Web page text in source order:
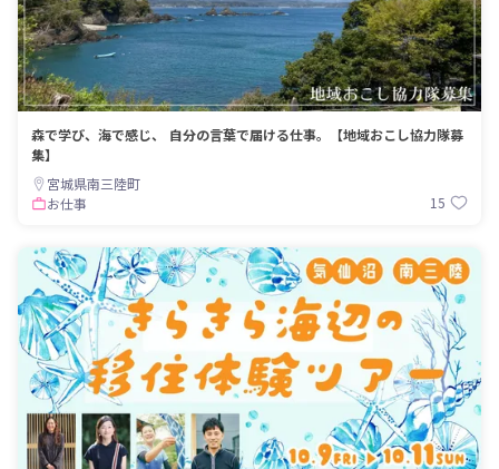
森で学び、海で感じ、 自分の言葉で届ける仕事。【地域おこし協力隊募
集】
宮城県南三陸町
お仕事
15